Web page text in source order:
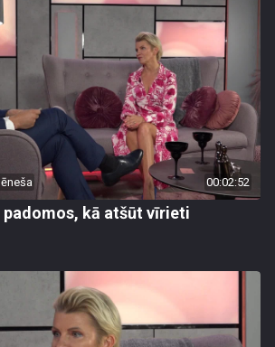
00:02:52
padomos, kā atšūt vīrieti